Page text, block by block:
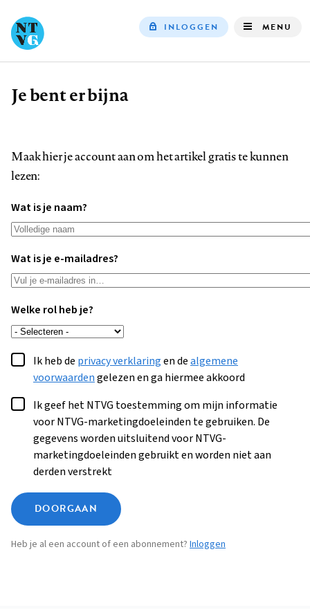
INLOGGEN MENU
Kruimelpad
Je bent er bijna
Maak hier je account aan om het artikel gratis te kunnen
lezen:
Wat is je naam?
Wat is je e-mailadres?
Welke rol heb je?
Ik heb de privacy verklaringen dealgemene
voorwaardengelezen en ga hiermee akkoord
Ik geef het NTVG toestemming om mijn informatie
voor NTVG-marketingdoeleinden te gebruiken. De
gegevens worden uitsluitend voor NTVG-
marketingdoeleinden gebruikt en worden niet aan
derden verstrekt
DOORGAAN
Heb je al een account of een abonnement? Inloggen